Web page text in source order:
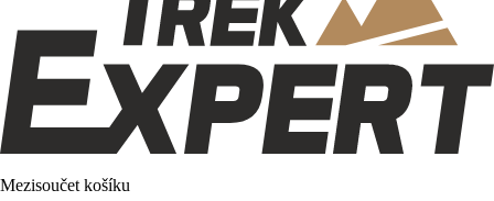
Mezisoučet košíku